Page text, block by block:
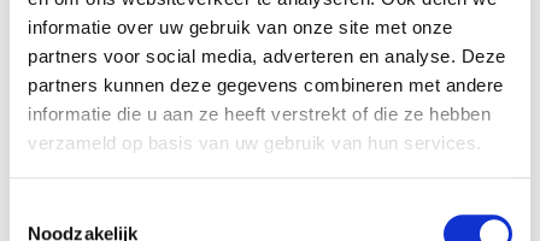
informatie over uw gebruik van onze site met onze
partners voor social media, adverteren en analyse. Deze
partners kunnen deze gegevens combineren met andere
informatie die u aan ze heeft verstrekt of die ze hebben
verzameld op basis van uw gebruik van hun services.
Noodzakelijk
MAMA CARMEN VLOG:
SCHOLEN ZIJN WEER
BEGONNEN & TANDEN BLEKEN